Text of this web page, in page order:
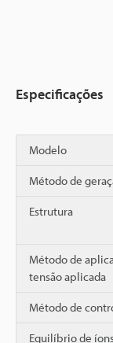
Especificações
Modelo
Método de
Estrutura
Método de
tensão aplicada
Método de
Equilíbrio de